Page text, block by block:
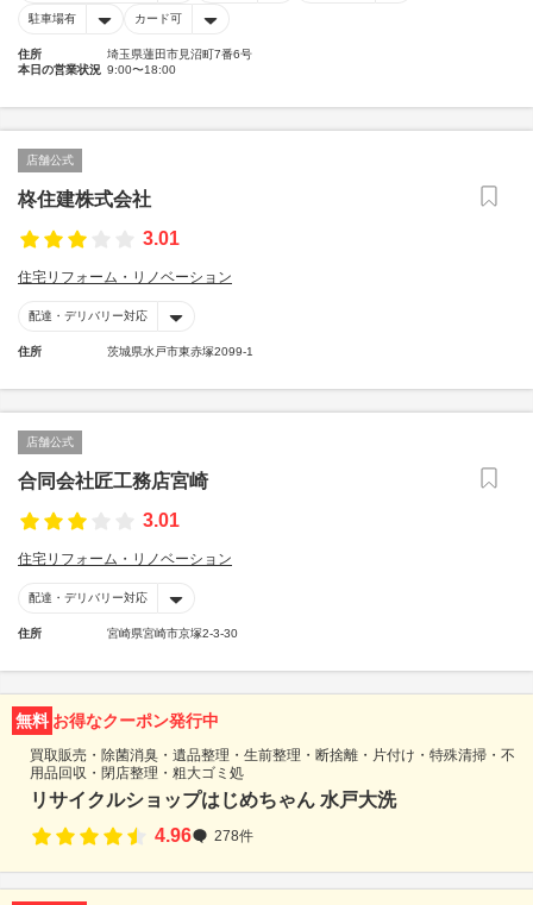
駐車場有 カード可
住所
埼玉県蓮田市見沼町7番6号
本日の営業状況 9:00〜18:00
店舗公式
柊住建株式会社
3.01
住宅リフォーム・リノベーション
配達・デリバリー対応
住所 茨城県水戸市東赤塚2099-1
店舗公式
合同会社匠工務店宮崎
3.01
住宅リフォーム・リノベーション
配達・デリバリー対応
住所 宮崎県宮崎市京塚2-3-30
無料 お得なクーポン発行中
買取販売・除菌消臭・遺品整理・生前整理・断捨離・片付け・特殊清掃・不
用品回収・閉店整理・粗大ゴミ処
リサイクルショップはじめちゃん 水戸大洗
4.96
278件